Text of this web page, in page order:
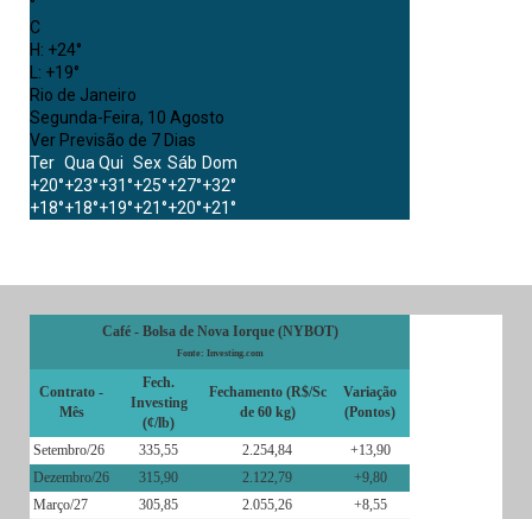
°
C
H: +24°
L: +19°
Rio de Janeiro
Segunda-Feira, 10 Agosto
Ver Previsão de 7 Dias
Ter Qua Qui Sex Sáb Dom
+20°+23°+31°+25°+27°+32°
+18°+18°+19°+21°+20°+21°
Café - Bolsa de Nova Iorque (NYBOT)
Fonte: Investing.com
Contrato -
Mês
Fech.
Investing
(¢/lb)
Fechamento (R$/Sc
de 60 kg)
Variação
(Pontos)
Setembro/26 335,55 2.254,84
+13,90
Dezembro/26
315,90 2.122,79
+9,80
Março/27
305,85 2.055,26
+8,55